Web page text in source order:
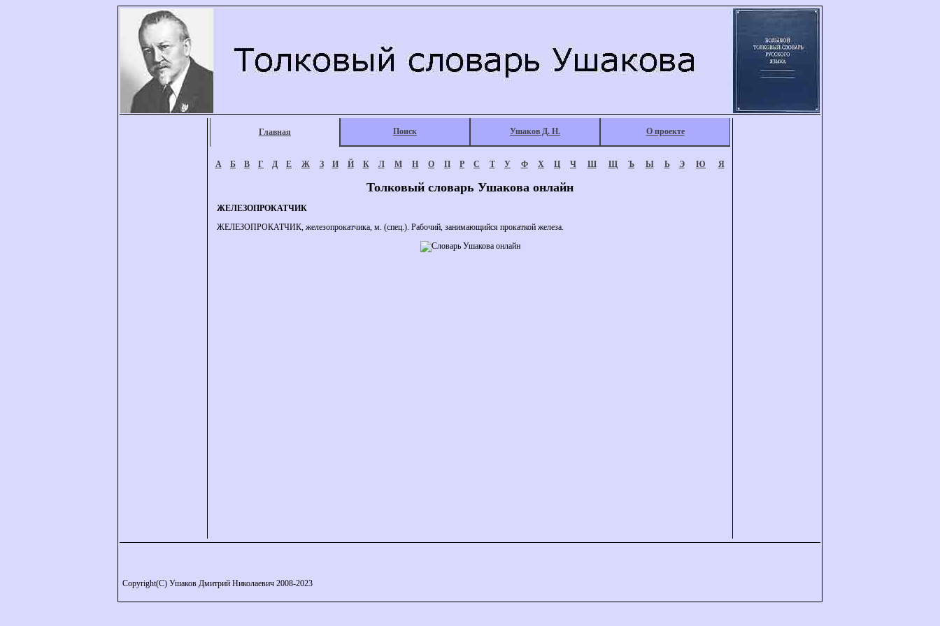
Главная Поиск Ушаков Д. Н. О проекте
А Б В Г Д Е Ж З И Й К Л М Н О П Р С Т У Ф Х Ц Ч Ш Щ Ъ Ы Ь Э Ю Я
Толковый словарь Ушакова онлайн
ЖЕЛЕЗОПРОКАТЧИК
ЖЕЛЕЗОПРОКАТЧИК, железопрокатчика, м. (спец.). Рабочий, занимающийся прокаткой железа.
Copyright(C) Ушаков Дмитрий Николаевич 2008-2023